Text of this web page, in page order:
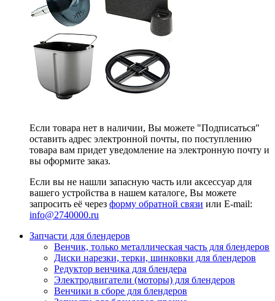
Если товара нет в наличии, Вы можете "Подписаться"
оставить адрес электронной почты, по поступлению
товара вам придет уведомление на электронную почту и
вы оформите заказ.
Если вы не нашли запасную часть или аксессуар для
вашего устройства в нашем каталоге, Вы можете
запросить её через форму обратной связи или E-mail:
info@2740000.ru
Запчасти для блендеров
Венчик, только металлическая часть для блендеров
Диски нарезки, терки, шинковки для блендеров
Редуктор венчика для блендера
Электродвигатели (моторы) для блендеров
Венчики в сборе для блендеров